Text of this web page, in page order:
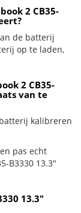
2 CB35-
de batterij
op te laden,
2 CB35-
van te
batterij kalibreren
pas echt
B3330 13.3"
13.3"